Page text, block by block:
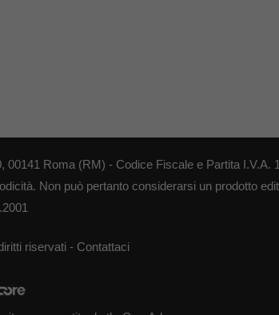
Roma (RM) - Codice Fiscale e Partita I.V.A.
Non può pertanto considerarsi un prodotto
riservati - Contattaci